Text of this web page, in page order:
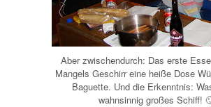
Aber zwischendurch: Das erste
Mangels Geschirr eine heiße Dose
Baguette. Und die Erkenntnis:
wahnsinnig großes Schiff!